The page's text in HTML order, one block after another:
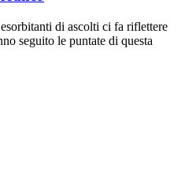
di ascolti ci fa riflettere
seguito le puntate di questa